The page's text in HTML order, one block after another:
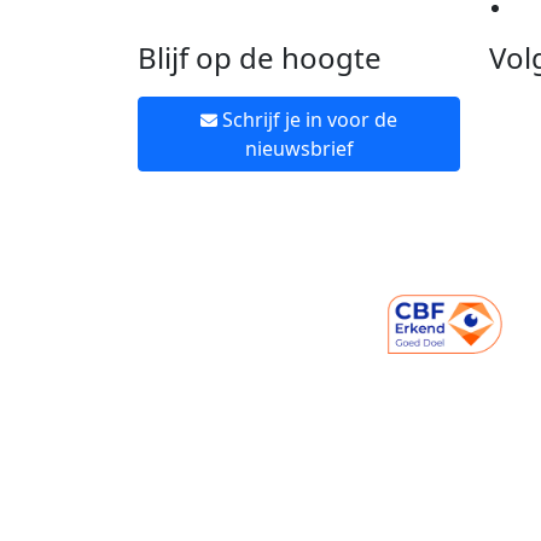
Blijf op de hoogte
Schrijf je in voor de
nieuwsbrief